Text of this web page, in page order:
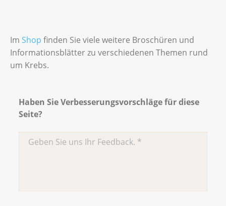
Im Shop finden Sie viele weitere Broschüren und
Informationsblätter zu verschiedenen Themen rund
um Krebs.
Haben Sie Verbesserungsvorschläge für diese
Seite?